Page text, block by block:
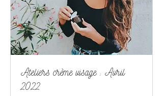
Ateliers crème visage : Avril
2022